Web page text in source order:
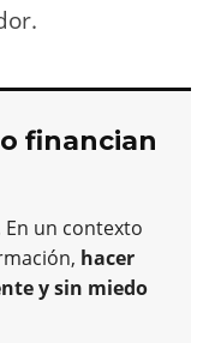
financian
un contexto
hacer
y sin miedo